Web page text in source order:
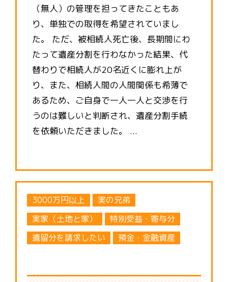
（無人）の管理を担ってきたこともあ
り、単独での取得を希望されていまし
た。 ただ、被相続人死亡後、長期間にわ
たって遺産分割を行わなかった結果、代
替わりで相続人が20名近くに膨れ上が
り、また、相続人間の人間関係も希薄で
あるため、ご自身で一人一人と交渉を行
うのは難しいと判断され、遺産分割手続
を依頼いただきました。 ...
3000万円以上
実の兄弟
実家（土地と家）
特別受益・寄与分
遺留分を請求したい
預金・金融資産